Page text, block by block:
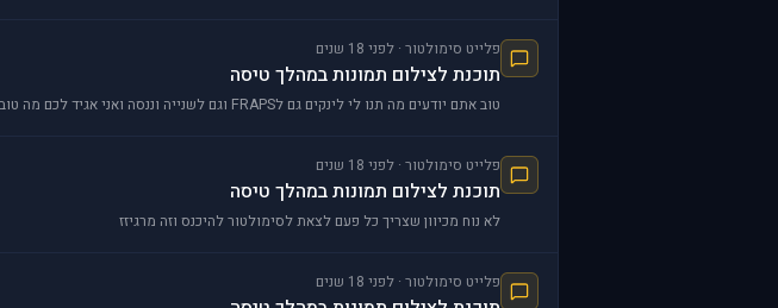
פלייט סימולטור · לפני 18 שנים
תוכנת לצילום תמונות במהלך טיסה
טוב אתם יודעים מה תנו לי לינקים גם לFRAPS וגם לשנייה וננסה ואני אגיד לכם מה טוב
פלייט סימולטור · לפני 18 שנים
תוכנת לצילום תמונות במהלך טיסה
לא נוח מכיוון שצריך כל פעם לצאת לסימולטור להיכנס וזה מרגיזז
פלייט סימולטור · לפני 18 שנים